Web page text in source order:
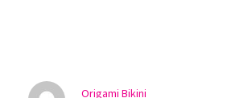
Origami Bikini